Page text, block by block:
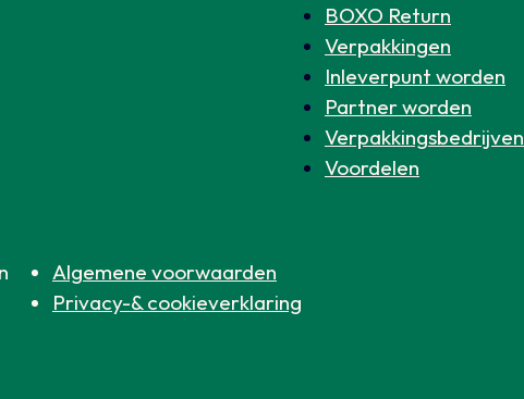
BOXO Return
Verpakkingen
Inleverpunt worden
Partner worden
Verpakkingsbedrijven
Voordelen
Algemene voorwaarden
Privacy-& cookieverklaring